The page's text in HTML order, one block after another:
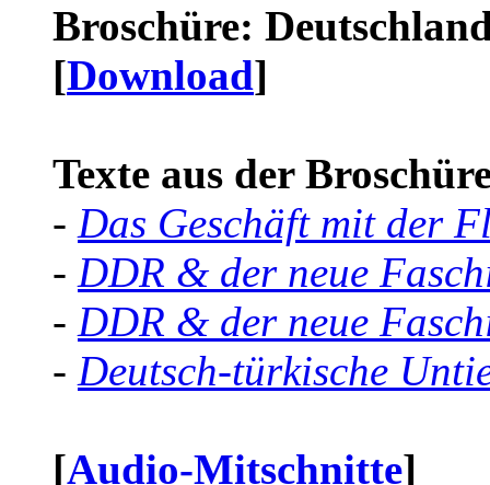
Broschüre:
[Download]
Texte aus der
- Das Geschäft mit der
- DDR & der neue
- DDR & der neue
- Deutsch-türkische
[Audio-Mitschnitte]